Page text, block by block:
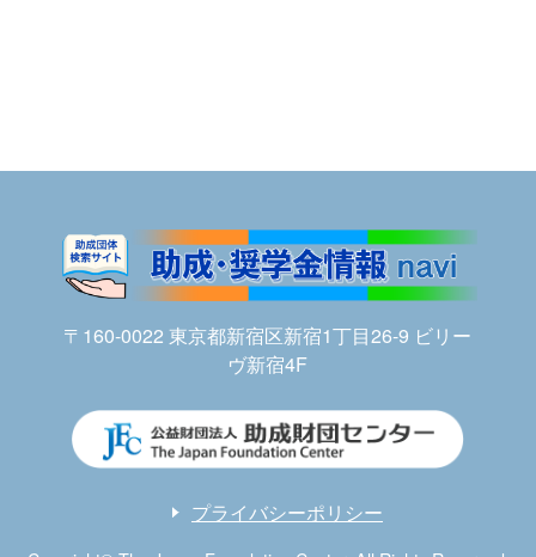
〒160-0022 東京都新宿区新宿1丁目26-9 ビリー
ヴ新宿4F
プライバシーポリシー